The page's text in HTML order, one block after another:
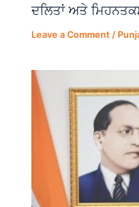
ਦਲਿਤਾਂ ਅਤੇ
Leave a Comment /